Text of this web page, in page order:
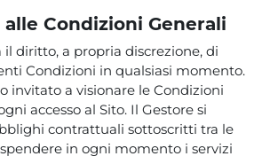
alle Condizioni Generali
il diritto, a propria discrezione, di
Condizioni in qualsiasi momento.
invitato a visionare le Condizioni
accesso al Sito. Il Gestore si
contrattuali sottoscritti tra le
in ogni momento i servizi